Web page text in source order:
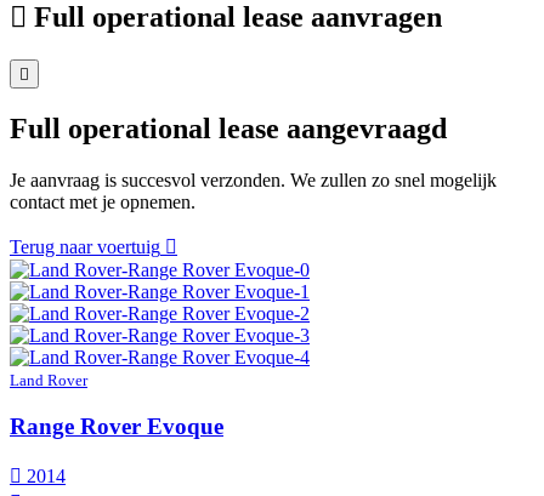
Full operational lease aanvragen
Full operational lease aangevraagd
Je aanvraag is succesvol verzonden. We zullen zo snel mogelijk
contact met je opnemen.
Terug naar voertuig
Land Rover
Range Rover Evoque
2014